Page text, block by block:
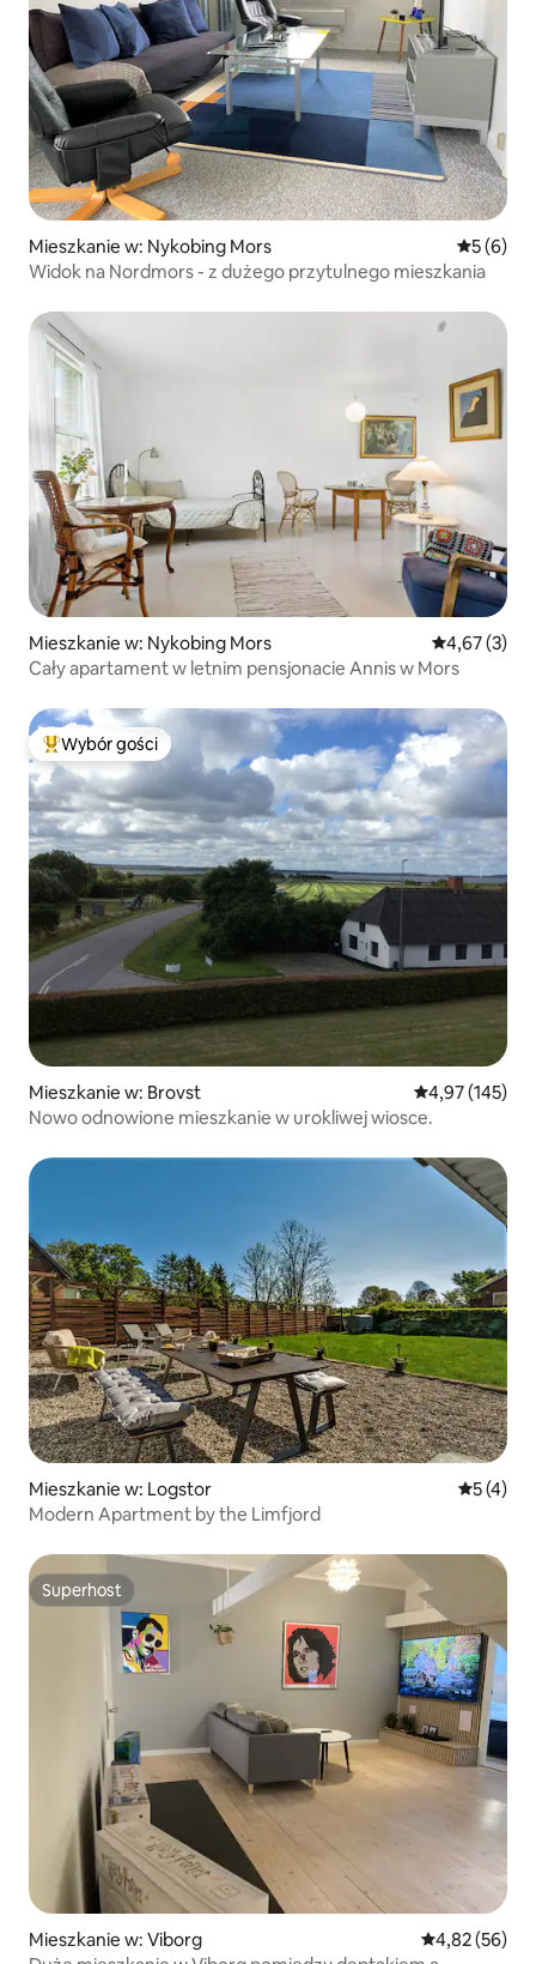
Mieszkanie w: Nykobing Mors Średnia
5 (6)
Widok na Nordmors - z dużego przytulnego mieszkania
Mieszkanie w: Nykobing Mors Średnia
4,67 (3)
Cały apartament w letnim pensjonacie Annis w Mors
Najpopularniejsze z kategorii Wybór gości
Wybór gości
Mieszkanie w: Brovst Średnia
4,97 (145)
Nowo odnowione mieszkanie w urokliwej wiosce.
Mieszkanie w: Logstor Średnia
5 (4)
Modern Apartment by the Limfjord
Superhost
Superhost
Mieszkanie w: Viborg Średnia
4,82 (56)